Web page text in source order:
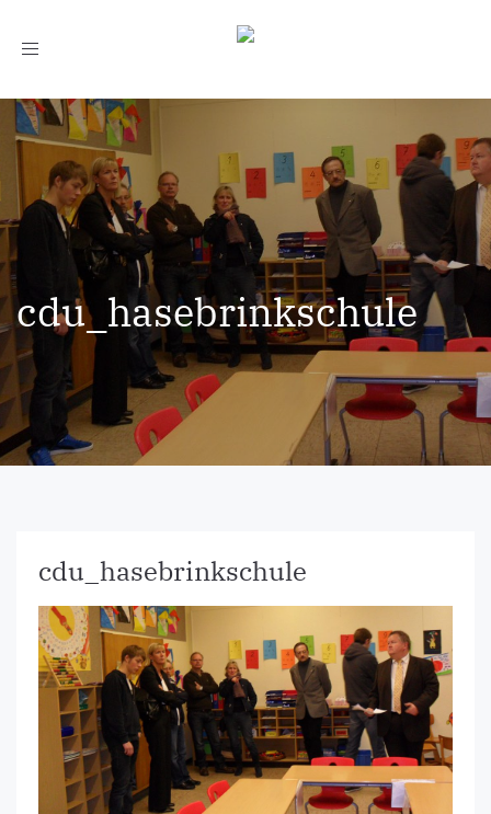
Toggle
cdu_hasebrinkschule
cdu_hasebrinkschule